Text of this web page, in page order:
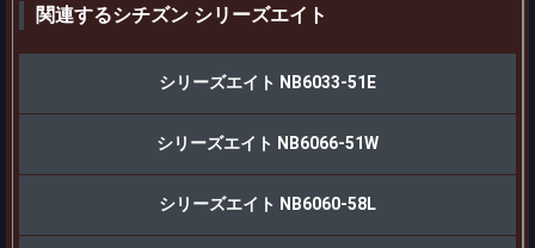
関連するシチズン シリーズエイト
シリーズエイト NB6033-51E
シリーズエイト NB6066-51W
シリーズエイト NB6060-58L